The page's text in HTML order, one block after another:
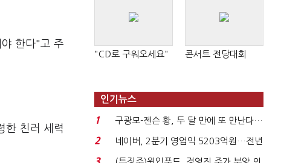
한다"고 주
한 친러 세력
"CD로 구워오세요" 콘서트 전당대회
인기뉴스
1
구광모-젠슨 황, 두 달 만에 또 만난다…
로봇·AI 등 논...
2
네이버, 2분기 영업익 5203억원…전년
비 0.2% 감소...